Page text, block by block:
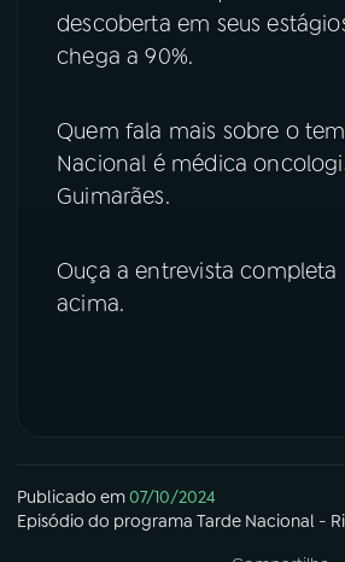
Instagram X
descoberta em seus
chega a 90%.
Quem fala mais sobre o
Nacional é médica
Guimarães.
Ouça a entrevista completa
acima.
Publicado em07/10/2024
Episódio do programa Tarde Nacional -